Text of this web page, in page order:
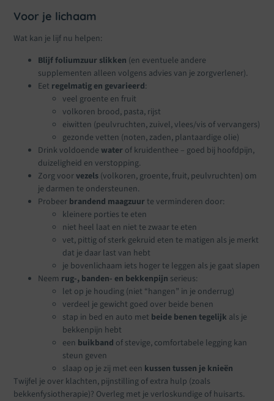
Voor je lichaam
Wat kan je lijf nu helpen:
Blijf foliumzuur slikken (en eventuele andere
supplementen alleen volgens advies van je zorgverlener).
Eet regelmatig en gevarieerd:
veel groente en fruit
volkoren brood, pasta, rijst
eiwitten (peulvruchten, zuivel, vlees/vis of vervangers)
gezonde vetten (noten, zaden, plantaardige olie)
Drink voldoendewater of kruidenthee – goed bij hoofdpijn,
duizeligheid en verstopping.
Zorg voorvezels (volkoren, groente, fruit, peulvruchten) om
je darmen te ondersteunen.
Probeer brandend maagzuur te verminderen door:
kleinere porties te eten
niet heel laat en niet te zwaar te eten
vet, pittig of sterk gekruid eten te matigen als je merkt
dat je daar last van hebt
je bovenlichaam iets hoger te leggen als je gaat slapen
Neem rug-, banden- en bekkenpijn serieus:
let op je houding (niet “hangen” in je onderrug)
verdeel je gewicht goed over beide benen
stap in bed en auto met beide benen tegelijk als je
bekkenpijn hebt
een buikband of stevige, comfortabele legging kan
steun geven
slaap op je zij met een kussen tussen je knieën
Twijfel je over klachten, pijnstilling of extra hulp (zoals
bekkenfysiotherapie)? Overleg met je verloskundige of huisarts.